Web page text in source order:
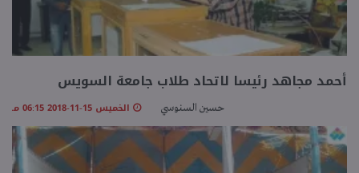
أحمد مجاهد رئيسا لاتحاد طلاب جامعة السويس
حسين السنوسي الخميس 15-11-2018 06:15 مـ